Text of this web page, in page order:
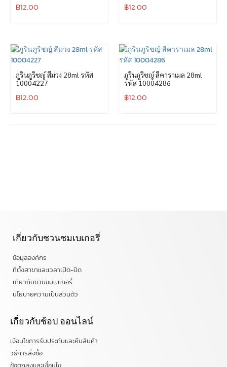
฿12.00 ฿12.00
ภูรินภูริชญ์ สีม่วง 28ml รหัส
10004227
฿12.00
ภูรินภูริชญ์ สีคาราเมล 28ml
รหัส 10004286
฿12.00
เกี่ยวกับชวนชมเบเกอรี่
ข้อมูลองค์กร
ที่ตั้งสาขาและเวลาเปิด-ปิด
เกี่ยวกับชวนชมเบเกอรี่
นโยบายความเป็นส่วนตัว
เกี่ยวกับช้อป ออนไลน์
เงื่อนไขการรับประกันและคืนสินค้า
วิธีการสั่งซื้อ